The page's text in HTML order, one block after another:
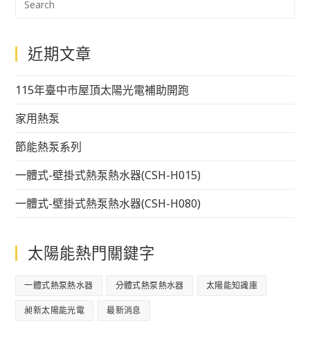
近期文章
115年臺中市屋頂太陽光電補助開跑
家用熱泵
節能熱泵系列
一體式-壁掛式熱泵熱水器(CSH-H015)
一體式-壁掛式熱泵熱水器(CSH-H080)
太陽能熱門關鍵字
一體式熱泵熱水器 分體式熱泵熱水器 太陽能知識庫
昶新太陽能光電 最新消息